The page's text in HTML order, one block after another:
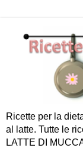
Ricette per la
al latte. Tutte le
LATTE DI